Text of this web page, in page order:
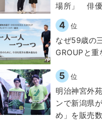
場所」 俳優
4 位
なぜ59歳の
GROUPと重
5 位
明治神宮外
ンで新潟県
め」を販売